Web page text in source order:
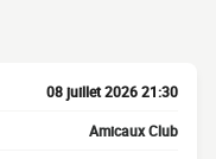
08 juillet 2026 21:30
Amicaux Club